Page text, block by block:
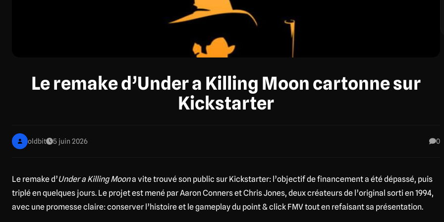
Le remake d’Under a Killing Moon cartonne sur
Kickstarter
oldbit 5 juin 2026 0
Le remake d’Under a Killing Moona vite trouvé son public sur Kickstarter: l’objectif de financement a été dépassé, puis
triplé en quelques jours. Le projet est mené par Aaron Conners et Chris Jones, deux créateurs de l’original sorti en 1994,
avec une promesse claire: conserver l’histoire et le gameplay du point & click FMV tout en refaisant sa présentation.